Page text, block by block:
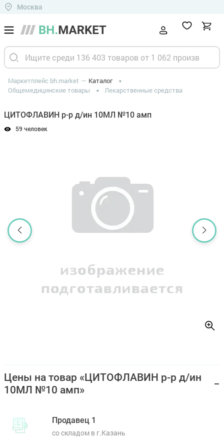
Москва
Маркетплейс bh.market
Каталог
Общемедицинские товары
Лекарственные средства
ЦИТОФЛАВИН р-р д/ин 10МЛ №10 амп
59 человек
Цены на товар «ЦИТОФЛАВИН р-р д/ин
10МЛ №10 амп»
Продавец 1
со складом в г.Казань